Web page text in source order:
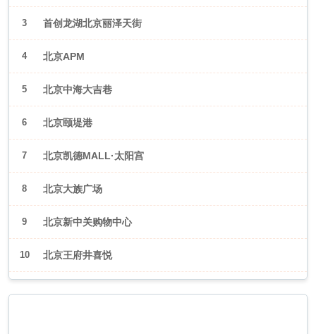
3 首创龙湖北京丽泽天街
4 北京APM
5 北京中海大吉巷
6 北京颐堤港
7 北京凯德MALL·太阳宫
8 北京大族广场
9 北京新中关购物中心
10 北京王府井喜悦